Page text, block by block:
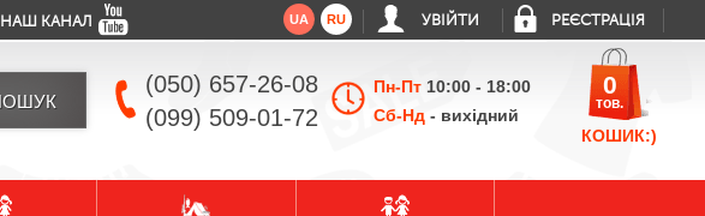
НАШ КАНАЛ UA RU УВІЙТИ РЕЄСТРАЦІЯ
(050) 657-26-08
(099) 509-01-72
Пн-Пт 10:00 - 18:00
Сб-Нд - вихідний
КОШИК:)
0
тов.